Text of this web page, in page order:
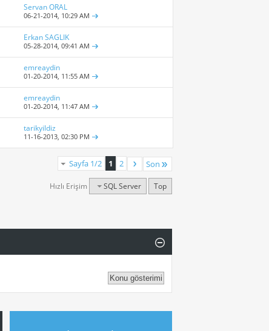
Servan ORAL
06-21-2014, 10:29 AM
Erkan SAGLIK
05-28-2014,09:41 AM
emreaydin
01-20-2014, 11:55 AM
emreaydin
01-20-2014, 11:47 AM
tarikyildiz
11-16-2013,02:30 PM
Sayfa 1/2 1 2 Son
Hızlı Erişim SQL Server Top